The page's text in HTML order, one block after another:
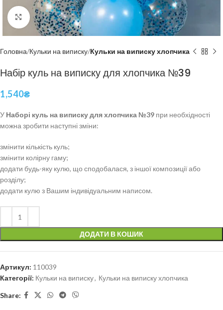
Click to enlarge
Головна Кульки на виписку Кульки на виписку хлопчика
Набір куль на виписку для хлопчика №39
1,540₴
У Наборі куль на виписку для хлопчика №39 при необхідності
можна зробити наступні зміни:
змінити кількість куль;
змінити колірну гаму;
додати будь-яку кулю, що сподобалася, з іншої композиції або
розділу;
додати кулю з Вашим індивідуальним написом.
ДОДАТИ В КОШИК
Артикул: 110039
Категорії: Кульки на виписку, Кульки на виписку хлопчика
Share: